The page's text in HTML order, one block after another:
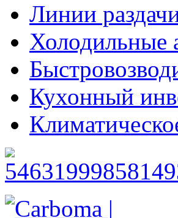
Линии
Холодильные
Кухонный